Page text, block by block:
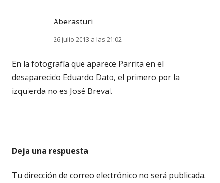
Aberasturi
26 julio 2013 a las 21:02
En la fotografía que aparece Parrita en el
desaparecido Eduardo Dato, el primero por la
izquierda no es José Breval.
Deja una respuesta
Tu dirección de correo electrónico no será publicada.